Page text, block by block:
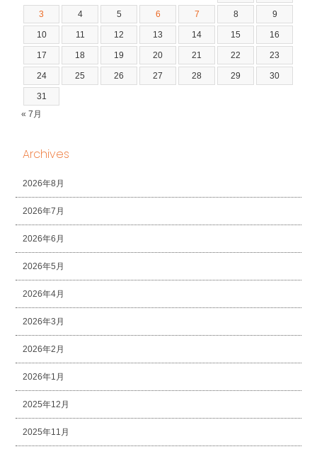
3 4 5 6 7 8 9
10 11 12 13 14 15 16
17 18 19 20 21 22 23
24 25 26 27 28 29 30
31
« 7月
Archives
2026年8月
2026年7月
2026年6月
2026年5月
2026年4月
2026年3月
2026年2月
2026年1月
2025年12月
2025年11月